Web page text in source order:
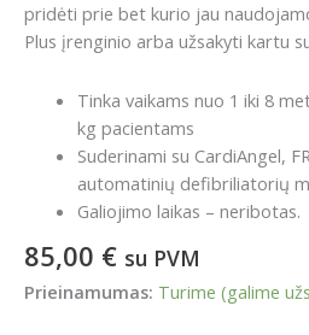
pridėti prie bet kurio jau
Plus įrenginio arba užsakyti kartu
Tinka vaikams nuo 1 iki 8
kg pacientams
Suderinami su CardiAngel,
automatinių defibriliatorių
Galiojimo laikas – neribotas.
85,00 € su PVM
Prieinamumas: Turime (galime